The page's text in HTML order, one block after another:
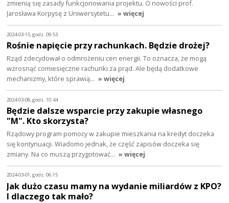
zmienią się zasady funkcjonowania projektu. O nowości prof.
Jarosława Korpysę z Uniwersytetu… » więcej
2024-03-15, godz. 09:53
Rośnie napięcie przy rachunkach. Będzie drożej?
Rząd zdecydował o odmrożeniu cen energii. To oznacza, że mogą
wzrosnąć comiesięczne rachunki za prąd. Ale będą dodatkowe
mechanizmy, które sprawią… » więcej
2024-03-08, godz. 10:44
Będzie dalsze wsparcie przy zakupie własnego
"M". Kto skorzysta?
Rządowy program pomocy w zakupie mieszkania na kredyt doczeka
się kontynuacji. Wiadomo jednak, że część zapisów doczeka się
zmiany. Na co muszą przygotować… » więcej
2024-03-01, godz. 06:15
Jak dużo czasu mamy na wydanie miliardów z KPO?
I dlaczego tak mało?